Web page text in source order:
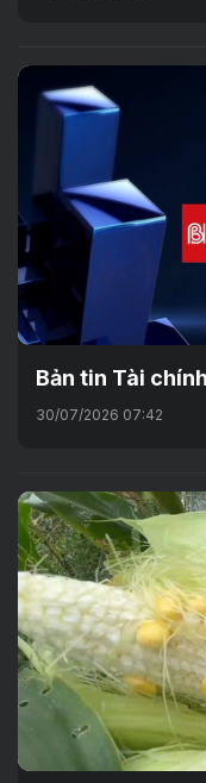
Bản tin Tài
30/07/2026 07:42